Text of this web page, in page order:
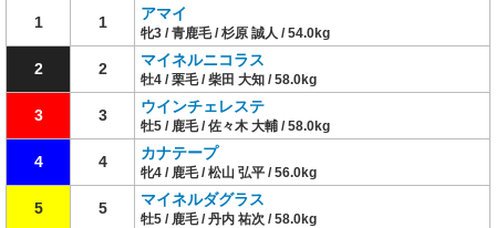
1 1 アマイ
牝3 / 青鹿毛 / 杉原 誠人 / 54.0kg
2 2 マイネルニコラス
牡4 / 栗毛 / 柴田 大知 / 58.0kg
3 3 ウインチェレステ
牡5 / 鹿毛 / 佐々木 大輔 / 58.0kg
4 4 カナテープ
牝4 / 鹿毛 / 松山 弘平 / 56.0kg
5 5 マイネルダグラス
牡5 / 鹿毛 / 丹内 祐次 / 58.0kg